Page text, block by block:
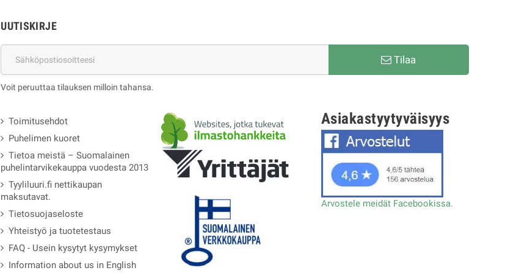
UUTISKIRJE
Tilaa
Voit peruuttaa tilauksen milloin tahansa.
Toimitusehdot
Puhelimen kuoret
Tietoa meistä – Suomalainen
puhelintarvikekauppa vuodesta 2013
Tyyliluuri.fi nettikaupan
maksutavat.
Tietosuojaseloste
Yhteistyö ja tuotetestaus
FAQ - Usein kysytyt kysymykset
Information about us in English
Asiakastyytyväisyys
Arvostele meidät Facebookissa.